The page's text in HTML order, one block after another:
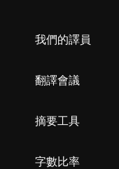
我們的譯員
翻譯會議
摘要工具
字數比率